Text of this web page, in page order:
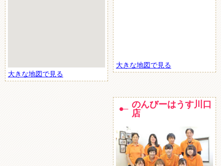
大きな地図で見る
大きな地図で見る
のんびーはうす川口
店